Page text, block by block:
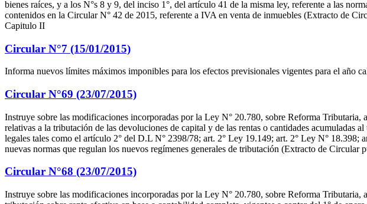
bienes raíces, y a los N°s 8 y 9, del inciso 1°, del artículo 41 de la misma ley, referente a las
contenidos en la Circular N° 42 de 2015, referente a IVA en venta de inmuebles (Extracto de
Capitulo II
Circular N°7 (15/01/2015)
Informa nuevos límites máximos imponibles para los efectos previsionales vigentes para el año
Circular N°69 (23/07/2015)
Instruye sobre las modificaciones incorporadas por la Ley N° 20.780, sobre Reforma
relativas a la tributación de las devoluciones de capital y de las rentas o cantidades acumuladas
legales tales como el artículo 2° del D.L N° 2398/78; art. 2° Ley 19.149; art. 2° Ley N°
nuevas normas que regulan los nuevos regímenes generales de tributación (Extracto de
Circular N°68 (23/07/2015)
Instruye sobre las modificaciones incorporadas por la Ley N° 20.780, sobre Reforma Tributaria,